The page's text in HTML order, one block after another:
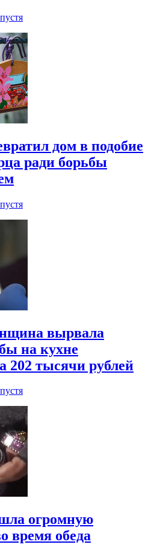
дом в подобие
ради борьбы
вырвала
на кухне
202 тысячи рублей
огромную
время обеда